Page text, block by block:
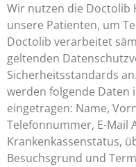
Wir nutzen die Doctolib
unsere Patienten, um
Doctolib verarbeitet
geltenden
Sicherheitsstandards
werden folgende Daten
eingetragen: Name,
Telefonnummer, E-Mail
Krankenkassenstatus,
Besuchsgrund und